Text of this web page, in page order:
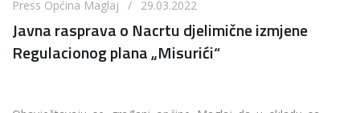
Press Općina Maglaj / 29.03.2022
Javna rasprava o Nacrtu djelimične izmjene
Regulacionog plana „Misurići“